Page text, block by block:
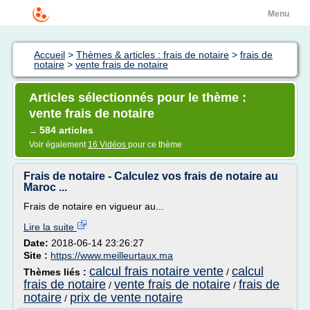
Menu
Accueil > Thèmes & articles : frais de notaire > frais de
notaire > vente frais de notaire
Articles sélectionnés pour le thème :
vente frais de notaire
→ 584 articles
Voir également 16 Vidéos pour ce thème
Frais de notaire - Calculez vos frais de notaire au
Maroc ...
Frais de notaire en vigueur au...
Lire la suite
Date: 2018-06-14 23:26:27
Site : https://www.meilleurtaux.ma
Thèmes liés : calcul frais notaire vente / calcul
frais de notaire / vente frais de notaire / frais de
notaire / prix de vente notaire